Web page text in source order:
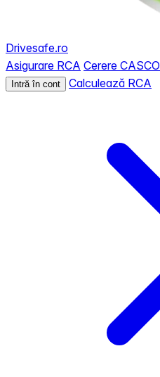
Drivesafe.ro
Asigurare RCA Cerere CASCO
Intră în cont Calculează RCA